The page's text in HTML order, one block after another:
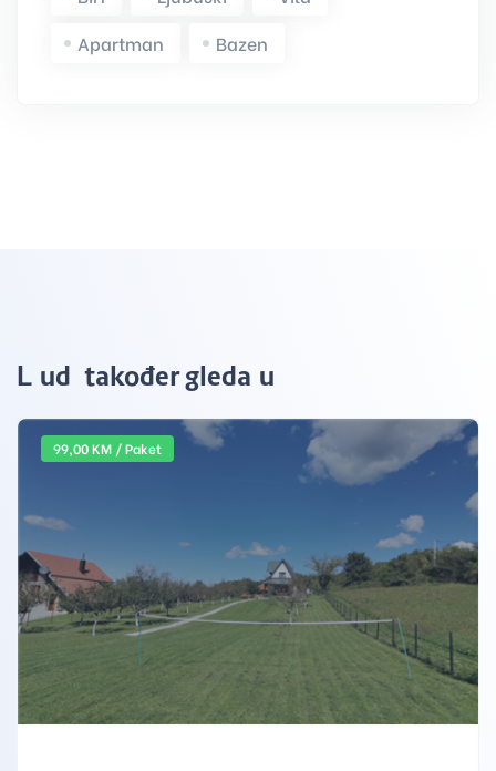
Apartman
Bazen
Ljudi također gledaju
99,00 KM / Paket